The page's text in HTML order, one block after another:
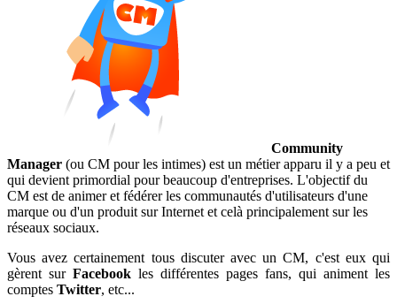
Community
Manager (ou CM pour les intimes) est un métier apparu il y a peu et
qui devient primordial pour beaucoup d'entreprises. L'objectif du
CM est de animer et fédérer les communautés d'utilisateurs d'une
marque ou d'un produit sur Internet et celà principalement sur les
réseaux sociaux.
Vous avez certainement tous discuter avec un CM, c'est eux qui
gèrent sur Facebook les différentes pages fans, qui animent les
comptes Twitter, etc...